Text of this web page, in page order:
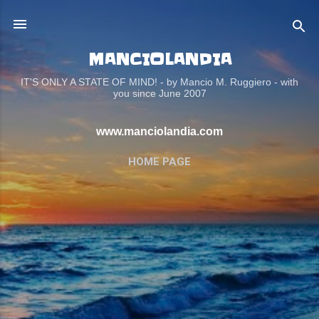
MANCIOLANDIA
IT'S ONLY A STATE OF MIND! - by Mancio M. Ruggiero - with
you since June 2007
www.manciolandia.com
HOME PAGE